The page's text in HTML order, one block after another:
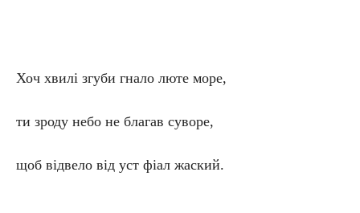
Хоч хвилі згуби гнало люте море,
ти зроду небо не благав суворе,
щоб відвело від уст фіал жаский.